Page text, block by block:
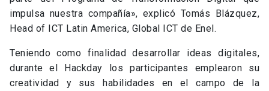
impulsa nuestra compañía», explicó Tomás Blázquez,
Head of ICT Latin America, Global ICT de Enel.
Teniendo como finalidad desarrollar ideas digitales,
durante el Hackday los participantes emplearon su
creatividad y sus habilidades en el campo de la